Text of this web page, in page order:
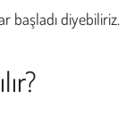
başladı diyebiliriz.